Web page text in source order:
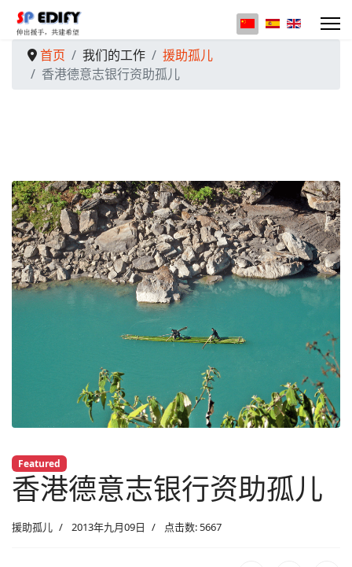
选择你的语音
首页
我们的工作
援助孤儿
香港德意志银行资助孤儿
Featured
香港德意志银行资助孤儿
援助孤儿 2013年九月09日 点击数: 5667